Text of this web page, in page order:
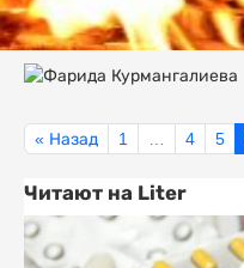
« Назад 1 4 5
Читают на Liter